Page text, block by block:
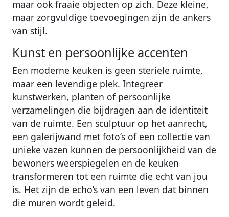
maar ook fraaie objecten op zich. Deze kleine,
maar zorgvuldige toevoegingen zijn de ankers
van stijl.
Kunst en persoonlijke accenten
Een moderne keuken is geen steriele ruimte,
maar een levendige plek. Integreer
kunstwerken, planten of persoonlijke
verzamelingen die bijdragen aan de identiteit
van de ruimte. Een sculptuur op het aanrecht,
een galerijwand met foto’s of een collectie van
unieke vazen kunnen de persoonlijkheid van de
bewoners weerspiegelen en de keuken
transformeren tot een ruimte die echt van jou
is. Het zijn de echo’s van een leven dat binnen
die muren wordt geleid.